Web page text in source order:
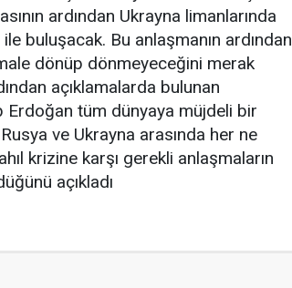
ardından Ukrayna limanlarında
buluşacak. Bu anlaşmanın ardından
dönüp dönmeyeceğini merak
açıklamalarda bulunan
Erdoğan tüm dünyaya müjdeli bir
ve Ukrayna arasında her ne
krizine karşı gerekli anlaşmaların
açıkladı